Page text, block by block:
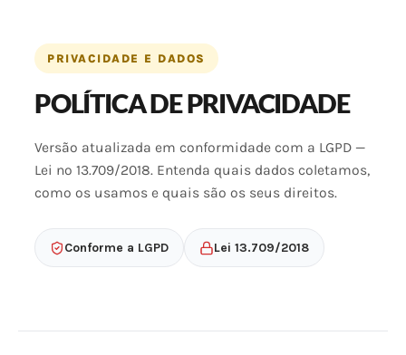
PRIVACIDADE E DADOS
POLÍTICA DE PRIVACIDADE
Versão atualizada em conformidade com a LGPD —
Lei nº 13.709/2018. Entenda quais dados coletamos,
como os usamos e quais são os seus direitos.
Conforme a LGPD Lei 13.709/2018